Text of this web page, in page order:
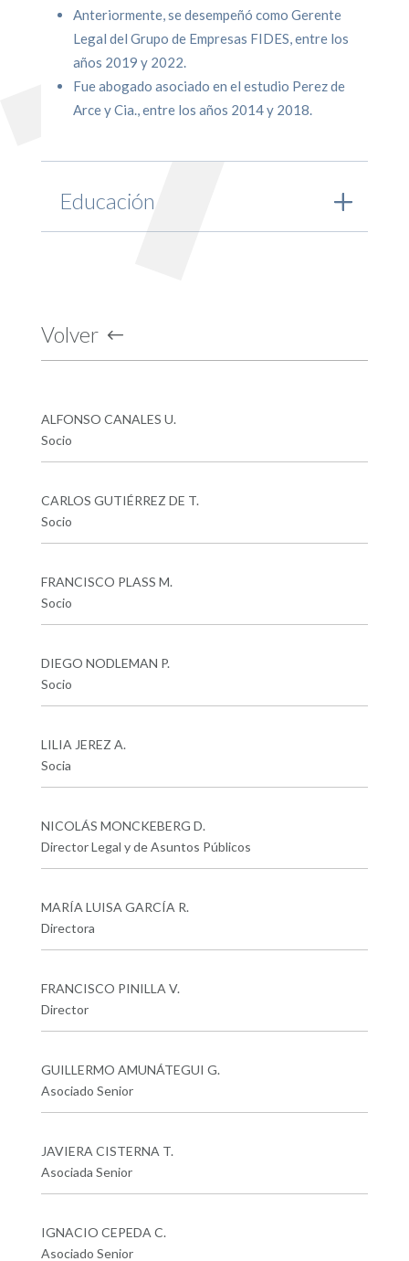
Anteriormente, se desempeñó como Gerente
Legal del Grupo de Empresas FIDES, entre los
años 2019 y 2022.
Fue abogado asociado en el estudio Perez de
Arce y Cia., entre los años 2014 y 2018.
Educación
Volver
ALFONSO CANALES U.
Socio
CARLOS GUTIÉRREZ DE T.
Socio
FRANCISCO PLASS M.
Socio
DIEGO NODLEMAN P.
Socio
LILIA JEREZ A.
Socia
NICOLÁS MONCKEBERG D.
Director Legal y de Asuntos Públicos
MARÍA LUISA GARCÍA R.
Directora
FRANCISCO PINILLA V.
Director
GUILLERMO AMUNÁTEGUI G.
Asociado Senior
JAVIERA CISTERNA T.
Asociada Senior
IGNACIO CEPEDA C.
Asociado Senior